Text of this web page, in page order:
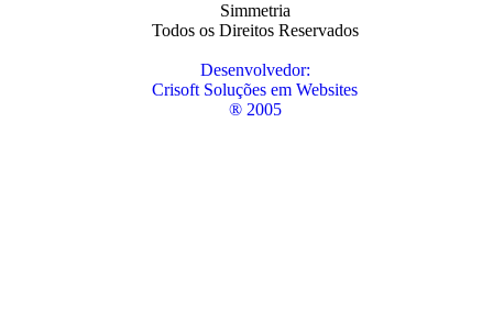
Simmetria
Todos os Direitos Reservados
Desenvolvedor:
Crisoft Soluções em Websites
® 2005